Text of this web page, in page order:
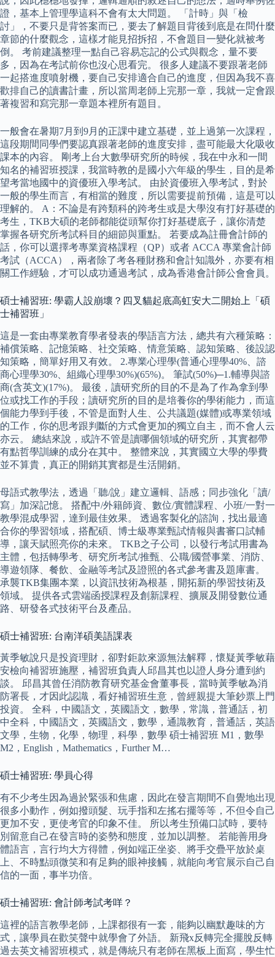
證，基本上管理學這科不會有太大問題。 「計時」與「檢
討」，不要只是背答案而已，要去了解題目背後到底是在問什麼
章節的什麼觀念，這樣才能見招拆招，不會題目一變化就被考
倒。 考前建議整理一點自己容易忘記的公式與觀念，量不要
多，因為在考試前你也沒心思看完。 很多人建議不要跟著老師
一起搭進度噴射機，要自己安排適合自己的進度，但因為我不喜
歡排自己的讀書計畫，所以當周老師上完那一章，我就一定會跟
著複習和寫完那一章題本裡所有題目。
一般會在暑期7月到9月的正課中建立基礎，並上過第一次課程，
這段期間同學們要認真跟著老師的進度安排，盡可能最大化吸收
課本的內容。 剛考上台大數學研究所的時候，我在中永和一間
知名的補習班授課，我當時教的是國小六年級的學生，目的是希
望考當地國中的資優班入學考試。 由於資優班入學考試，對於
一般的學生而言，有相當的難度，所以需要提前預備，這是可以
理解的。 A：不論是有跨類科的跨考生或是大學沒有打好基礎的
考生，TKB大碩的老師都能從頭幫你打好基礎底子，讓你清楚
掌握各研究所考試科目的細節與重點。 若要成為註冊會計師的
話，你可以選擇考專業資格課程（QP）或者 ACCA 專業會計師
考試（ACCA），兩者除了考各種財務和會計知識外，亦要有相
關工作經驗，才可以成功通過考試，成為香港會計師公會會員。
碩士補習班: 學霸人設崩壞？四叉貓起底高虹安大二開始上「碩
士補習班」
這是一套由專業教育學者發表的學語言方法，總共有六種策略：
補償策略、記憶策略、社交策略、情意策略、認知策略、後設認
知策略，簡單好用又有效。 2.專業心理學(普通心理學40%、諮
商心理學30%、組織心理學30%)(65%)。 筆試(50%)─1.輔導與諮
商(含英文)(17%)。 最後，讀研究所的目的不是為了作為拿到學
位或找工作的手段；讀研究所的目的是培養你的學術能力，而這
個能力學到手後，不管是面對人生、公共議題(媒體)或專業領域
的工作，你的思考跟判斷的方式會更加的獨立自主，而不會人云
亦云。 總結來說，或許不管是讀哪個領域的研究所，其實都帶
有點哲學訓練的成分在其中。 整體來說，其實國立大學的學費
並不算貴，真正的開銷其實都是生活開銷。
母語式教學法，透過「聽/說」建立邏輯、語感；同步強化「讀/
寫」加深記憶。 搭配中/外籍師資、數位/實體課程、小班/一對一
教學混成學習，達到最佳效果。 透過客製化的諮詢，找出最適
合你的學習領域，搭配碩、博士級專業甄試情報與書審口試輔
導，讓天賦照亮你的未來。 TKB之子公司，以發行考試用書為
主體，包括轉學考、研究所考試/推甄、公職/國營事業、消防、
導遊領隊、餐飲、金融等考試及證照的各式參考書及題庫書。
承襲TKB集團本業，以資訊技術為根基，開拓新的學習技術及
領域。 提供各式雲端函授課程及創新課程、擴展及開發數位通
路、研發各式技術平台及產品。
碩士補習班: 台南洋碩美語課表
黃季敏說只是投資理財，卻對鉅款來源無法解釋，懷疑黃季敏藉
安檢向補習班施壓，補習班負責人邱昌其也以證人身分遭到約
談。 邱昌其曾任消防教育研究基金會董事長，當時黃季敏為消
防署長，才因此認識，看好補習班生意，曾經親提大筆鈔票上門
投資。 全科，中國語文，英國語文，數學，常識，普通話，初
中全科，中國語文，英國語文，數學，通識教育，普通話，英語
文學，生物，化學，物理，科學，數學 碩士補習班 M1，數學
M2，English，Mathematics，Further M…
碩士補習班: 學員心得
有不少考生因為過於緊張和焦慮，因此在發言期間不自覺地出現
很多小動作，例如撥頭髮、玩手指和左搖右擺等等，不但令自己
更加不安，更使考官的印象不佳。 所以考生預備口試時，要特
別留意自己在發言時的姿勢和態度，並加以調整。 若能善用身
體語言，言行均大方得體，例如端正坐姿、將手交疊平放於桌
上、不時點頭微笑和有足夠的眼神接觸，就能向考官展示自己自
信的一面，事半功倍。
碩士補習班: 會計師考試考咩？
這裡的語言教學老師，上課都很有一套，能夠以幽默趣味的方
式，讓學員在歡笑聲中就學會了外語。 新飛x反轉完全擺脫反轉
過去英文補習班模式，就是傳統只有老師在黑板上面寫，學生忙